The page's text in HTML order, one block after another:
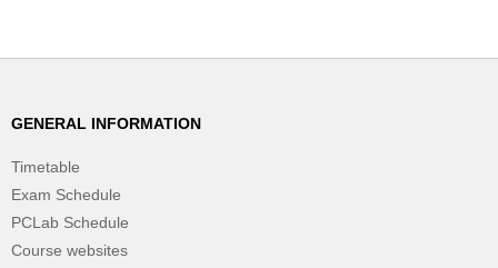
GENERAL INFORMATION
Timetable
Exam Schedule
PCLab Schedule
Course websites